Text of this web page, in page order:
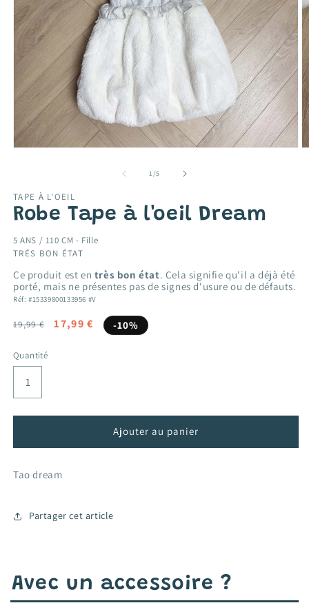
dans
fenêtre
1/de
5
TAPE À L'OEIL
Robe Tape à l'oeil Dream
5 ANS / 110 CM - Fille
TRÉS BON ÉTAT
Ce produit est en très bon état. Cela signifie qu'il a déjà été
porté, mais ne présentes pas de signes d'usure ou de défauts.
Réf: #15339800133956 #V
Prix
19,99 €
Prix
promotionnel
17,99 € -10%
Quantité
Ajouter au panier
Tao dream
Partager cet article
Avec un accessoire ?